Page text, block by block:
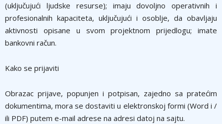
(uključujući ljudske resurse); imaju dovoljno operativnih i
profesionalnih kapaciteta, uključujući i osoblje, da obavljaju
aktivnosti opisane u svom projektnom prijedlogu; imate
bankovni račun.
Kako se prijaviti
Obrazac prijave, popunjen i potpisan, zajedno sa pratećim
dokumentima, mora se dostaviti u elektronskoj formi (Word i /
ili PDF) putem e-mail adrese na adresi datoj na sajtu.